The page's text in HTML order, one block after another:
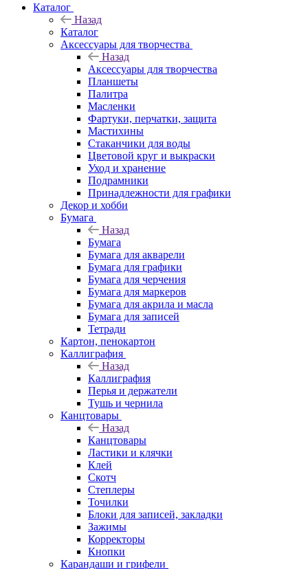
Каталог
Назад
Каталог
Аксессуары для творчества
Назад
Аксессуары для творчества
Планшеты
Палитра
Масленки
Фартуки, перчатки, защита
Мастихины
Стаканчики для воды
Цветовой круг и выкраски
Уход и хранение
Подрамники
Принадлежности для графики
Декор и хобби
Бумага
Назад
Бумага
Бумага для акварели
Бумага для графики
Бумага для черчения
Бумага для маркеров
Бумага для акрила и масла
Бумага для записей
Тетради
Картон, пенокартон
Каллиграфия
Назад
Каллиграфия
Перья и держатели
Тушь и чернила
Канцтовары
Назад
Канцтовары
Ластики и клячки
Клей
Скотч
Степлеры
Точилки
Блоки для записей, закладки
Зажимы
Корректоры
Кнопки
Карандаши и грифели